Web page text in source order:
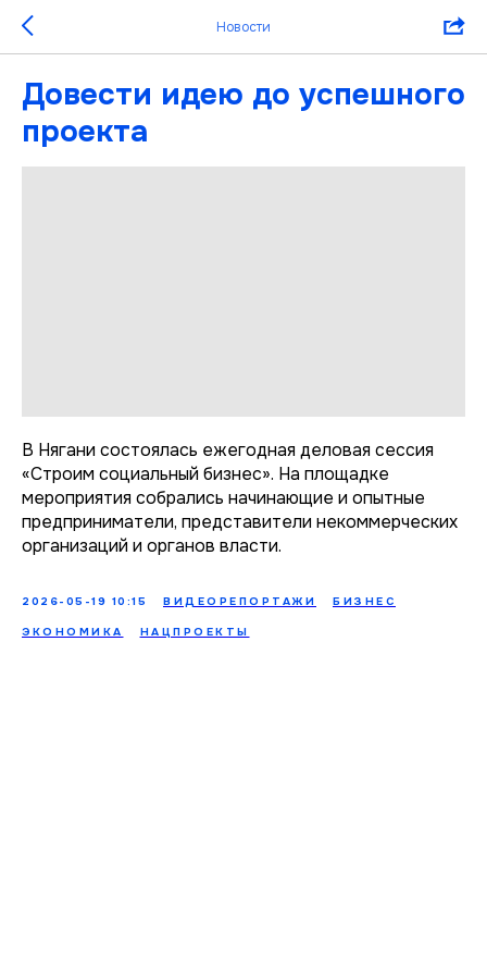
Новости
Довести идею до успешного
проекта
В Нягани состоялась ежегодная деловая сессия
«Строим социальный бизнес». На площадке
мероприятия собрались начинающие и опытные
предприниматели, представители некоммерческих
организаций и органов власти.
2026-05-19 10:15 ВИДЕОРЕПОРТАЖИ БИЗНЕС
ЭКОНОМИКА НАЦПРОЕКТЫ